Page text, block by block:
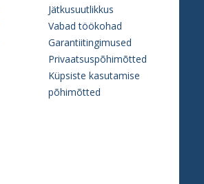
Jätkusuutlikkus
Vabad töökohad
Garantiitingimused
Privaatsuspõhimõtted
Küpsiste kasutamise
põhimõtted